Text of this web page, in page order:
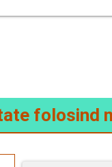
folosind